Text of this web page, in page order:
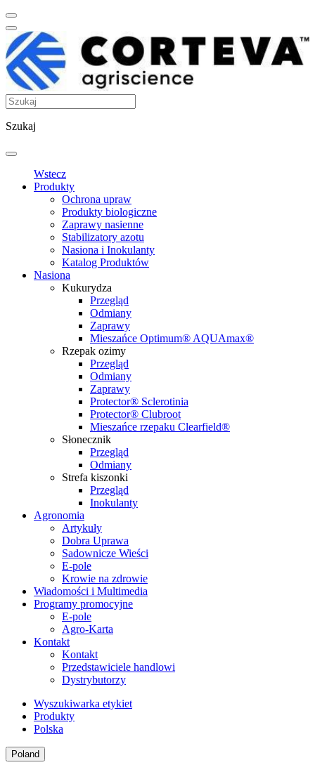
Szukaj
Wstecz
Produkty
Ochrona upraw
Produkty biologiczne
Zaprawy nasienne
Stabilizatory azotu
Nasiona i Inokulanty
Katalog Produktów
Nasiona
Kukurydza
Przegląd
Odmiany
Zaprawy
Mieszańce Optimum® AQUAmax®
Rzepak ozimy
Przegląd
Odmiany
Zaprawy
Protector® Sclerotinia
Protector® Clubroot
Mieszańce rzepaku Clearfield®
Słonecznik
Przegląd
Odmiany
Strefa kiszonki
Przegląd
Inokulanty
Agronomia
Artykuły
Dobra Uprawa
Sadownicze Wieści
E-pole
Krowie na zdrowie
Wiadomości i Multimedia
Programy promocyjne
E-pole
Agro-Karta
Kontakt
Kontakt
Przedstawiciele handlowi
Dystrybutorzy
Wyszukiwarka etykiet
Produkty
Polska
Poland